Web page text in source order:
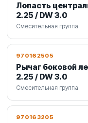
Лопасть
2.25 / DW 3.0
Смесительная группа
970162505
Рычаг боковой
2.25 / DW 3.0
Смесительная группа
970163205